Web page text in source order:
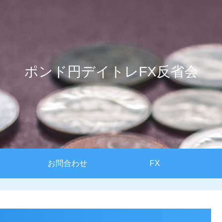
ポンド円デイトレFX反省会
お問合わせ FX